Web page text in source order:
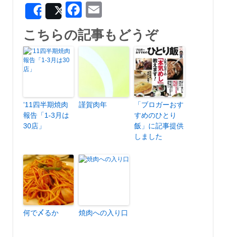
SharePostFacebook
こちらの記事もどうぞ
’11四半期焼肉
報告「1-3月は
30店」
謹賀肉年
「ブロガーおす
すめのひとり
飯」に記事提供
しました
何で〆るか 焼肉への入り口